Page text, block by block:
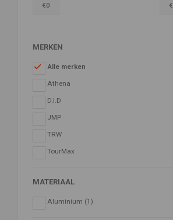
€0 €
MERKEN
Alle merken
Athena
D.I.D
JMP
TRW
TourMax
MATERIAAL
Aluminium (1)